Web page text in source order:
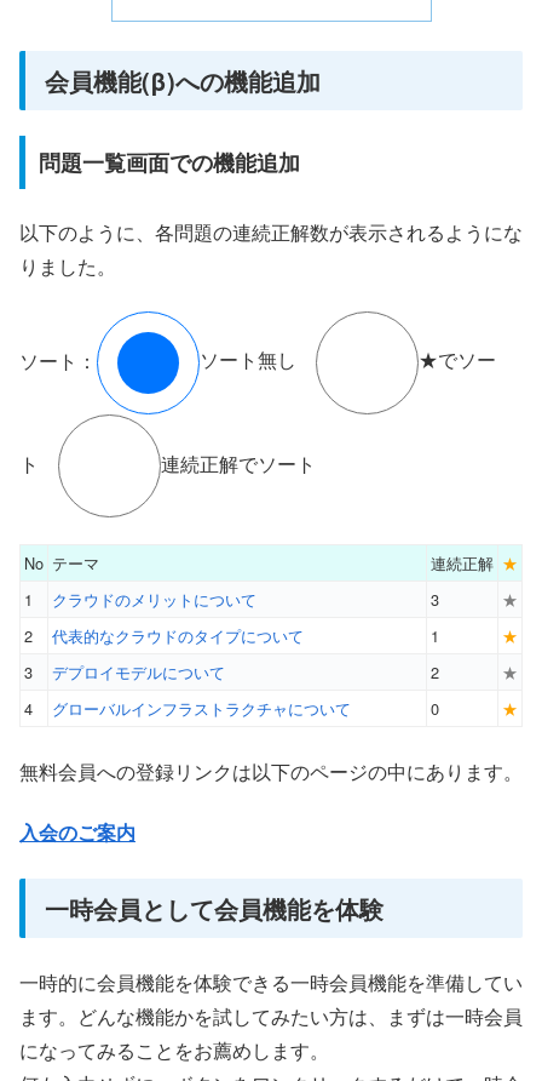
会員機能(β)への機能追加
問題一覧画面での機能追加
以下のように、各問題の連続正解数が表示されるようにな
りました。
ソート： ソート無し ★でソー
ト 連続正解でソート
No テーマ 連続正解 ★
1
クラウドのメリットについて 3
★
2
代表的なクラウドのタイプについて 1
★
3
デプロイモデルについて 2
★
4
グローバルインフラストラクチャについて 0 ★
無料会員への登録リンクは以下のページの中にあります。
入会のご案内
一時会員として会員機能を体験
一時的に会員機能を体験できる一時会員機能を準備してい
ます。どんな機能かを試してみたい方は、まずは一時会員
になってみることをお薦めします。